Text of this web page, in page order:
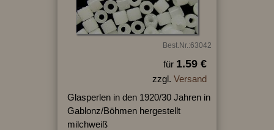
Best.Nr.:63042
für 1.59 €
zzgl. Versand
Glasperlen in den 1920/30 Jahren in
Gablonz/Böhmen hergestellt
milchweiß